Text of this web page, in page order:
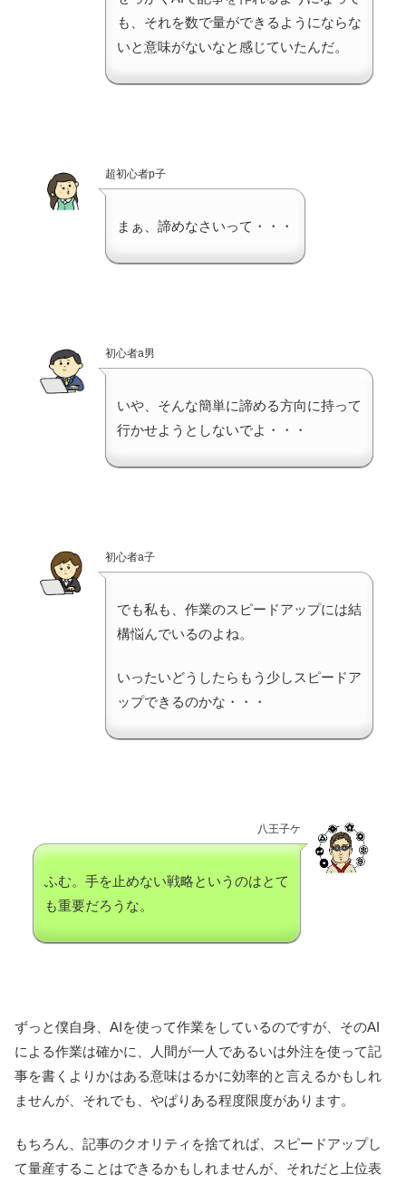
も、それを数で量ができるようにならな
いと意味がないなと感じていたんだ。
超初心者p子
まぁ、諦めなさいって・・・
初心者a男
いや、そんな簡単に諦める方向に持って
行かせようとしないでよ・・・
初心者a子
でも私も、作業のスピードアップには結
構悩んでいるのよね。
いったいどうしたらもう少しスピードア
ップできるのかな・・・
八王子ケ
ふむ。手を止めない戦略というのはとて
も重要だろうな。
ずっと僕自身、AIを使って作業をしているのですが、そのAI
による作業は確かに、人間が一人であるいは外注を使って記
事を書くよりかはある意味はるかに効率的と言えるかもしれ
ませんが、それでも、やぱりある程度限度があります。
もちろん、記事のクオリティを捨てれば、スピードアップし
て量産することはできるかもしれませんが、それだと上位表